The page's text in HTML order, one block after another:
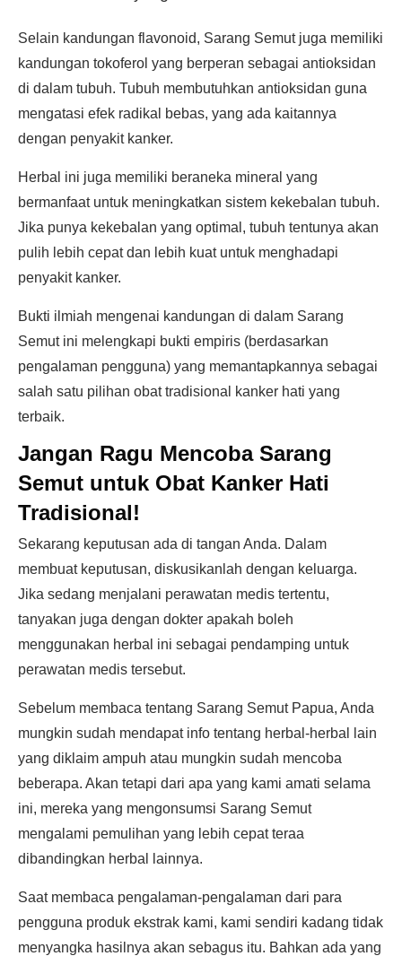
Selain kandungan flavonoid, Sarang Semut juga memiliki
kandungan tokoferol yang berperan sebagai antioksidan
di dalam tubuh. Tubuh membutuhkan antioksidan guna
mengatasi efek radikal bebas, yang ada kaitannya
dengan penyakit kanker.
Herbal ini juga memiliki beraneka mineral yang
bermanfaat untuk meningkatkan sistem kekebalan tubuh.
Jika punya kekebalan yang optimal, tubuh tentunya akan
pulih lebih cepat dan lebih kuat untuk menghadapi
penyakit kanker.
Bukti ilmiah mengenai kandungan di dalam Sarang
Semut ini melengkapi bukti empiris (berdasarkan
pengalaman pengguna) yang memantapkannya sebagai
salah satu pilihan obat tradisional kanker hati yang
terbaik.
Jangan Ragu Mencoba Sarang
Semut untuk Obat Kanker Hati
Tradisional!
Sekarang keputusan ada di tangan Anda. Dalam
membuat keputusan, diskusikanlah dengan keluarga.
Jika sedang menjalani perawatan medis tertentu,
tanyakan juga dengan dokter apakah boleh
menggunakan herbal ini sebagai pendamping untuk
perawatan medis tersebut.
Sebelum membaca tentang Sarang Semut Papua, Anda
mungkin sudah mendapat info tentang herbal-herbal lain
yang diklaim ampuh atau mungkin sudah mencoba
beberapa. Akan tetapi dari apa yang kami amati selama
ini, mereka yang mengonsumsi Sarang Semut
mengalami pemulihan yang lebih cepat teraa
dibandingkan herbal lainnya.
Saat membaca pengalaman-pengalaman dari para
pengguna produk ekstrak kami, kami sendiri kadang tidak
menyangka hasilnya akan sebagus itu. Bahkan ada yang